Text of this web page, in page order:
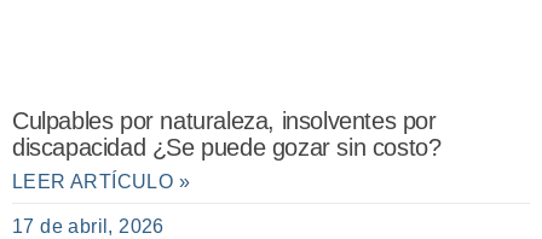
Culpables por naturaleza, insolventes por
discapacidad ¿Se puede gozar sin costo?
LEER ARTÍCULO »
17 de abril, 2026